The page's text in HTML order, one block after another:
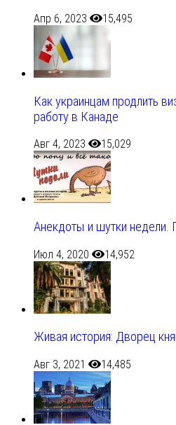
Апр 6, 2023 15,495
Как украинцам продлить
работу в Канаде
Авг 4, 2023 15,029
Анекдоты и шутки недели.
Июл 4, 2020 14,952
Живая история: Дворец
Авг 3, 2021 14,485